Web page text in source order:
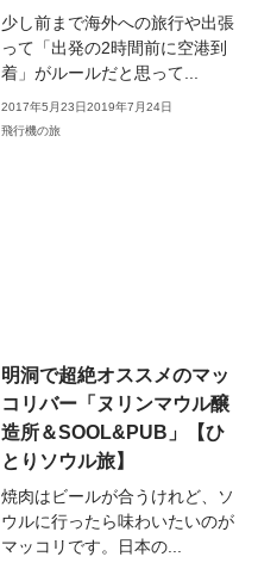
少し前まで海外への旅行や出張
って「出発の2時間前に空港到
着」がルールだと思って...
2017年5月23日2019年7月24日
飛行機の旅
明洞で超絶オススメのマッ
コリバー「ヌリンマウル醸
造所＆SOOL&PUB」【ひ
とりソウル旅】
焼肉はビールが合うけれど、ソ
ウルに行ったら味わいたいのが
マッコリです。日本の...